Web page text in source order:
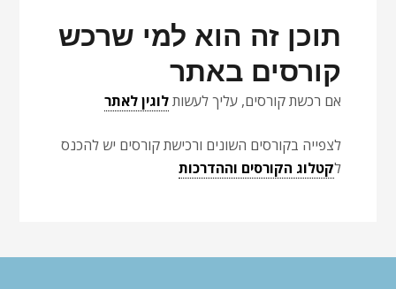
תוכן זה הוא למי שרכש
קורסים באתר
אם רכשת קורסים, עליך לעשותלוגין לאתר
לצפייה בקורסים השונים ורכישת קורסים יש להכנס
לקטלוג הקורסים וההדרכות